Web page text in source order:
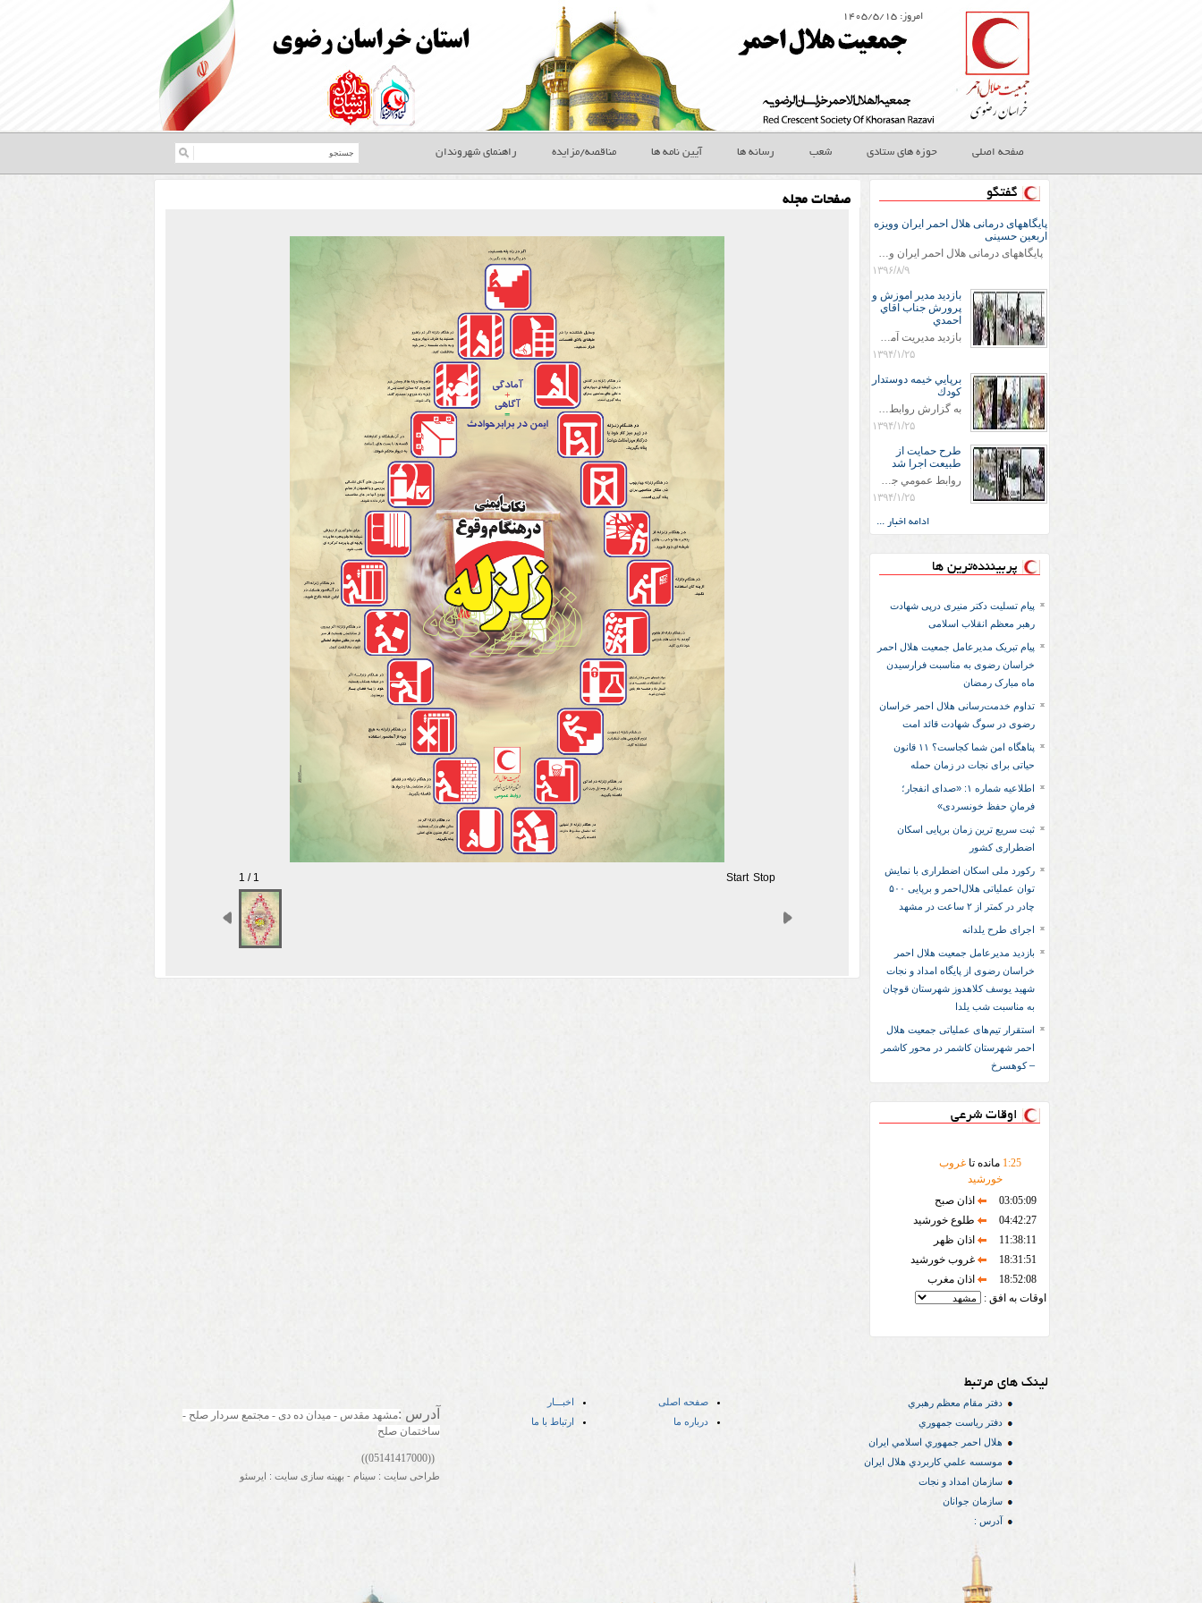
امروز: ۱۴۰۵/۵/۱۵
صفحه اصلی حوزه های ستادی شعب رسانه ها آیین نامه ها مناقصه/مزایده راهنمای شهروندان
گفتگو
پایگاههای درمانی هلال احمر ایران وویزه
اربعین حسینی
پایگاههای درمانی هلال احمر ایران وویزه اربعین حسینی
۱۳۹۶/۸/۹
بازديد مدير اموزش و
پرورش جناب اقاي
احمدي
بازديد مديريت آموزش و پروش جناب اقاي احمدي به همراه اعضاي ستاد اسكان آموزش و پروش شهرستان سرخس در ساعت 11:30 در مورخه 11/1/1394 صورت گرفت و مسئولین با حضور در پست مسافرين نوروزی كه جمعیت هلال احمر شهرستان از نزدیک در جریان روند اجرای طرح های قرار گرفتند .
۱۳۹۴/۱/۲۵
برپايي خيمه دوستدار
كودك
به گزارش روابط عمومي جمعيت هلال احمر شهرستان سرخس علاوه بر اجرای خدمات امدادی، راهنمایی های گردشگری و موقعیت های جغرافیایی و برپایی چادرهای سلامت به منظور سنجش رایگان فشار و قندخون مسافران، ، خيمه هايي.با عنوان دوستدار کودک تجهیزشده که دراین فضا کودکان مراجعه کننده از طریق نقاشی و سایر هنرهای تجسمی با مفاهیم جمعیت هلال احمر و اصول هفتگانه آن آشنا می شوند. به دليل حضور چشم گير كودكان و خانواده ها سعی شده در قالب های متناسب با سنین کودکان مراجعه کنند
۱۳۹۴/۱/۲۵
طرح حمايت از
طبيعت اجرا شد
روابط عمومي جمعيت هلال احمر سرخس جمعيت هلال احمر سرخس در روز طبيعت جوانان جمعيت هلال احمر سرخس در راستاي حفاظت و حمايت از محيط زيست با انگيزه داشتن طبيعت زيبا و بدون زباله و جهت فرهنگ سازي طرح حمايت از طبيعت را اجرا نمودند. اين طرح با رويكرد حمايتي و اموزشي در خصوص اشتي باطبيعت اجرا شد و در اين طرح 700 عدد كيسه زباله وبروشور در خروجي هاي شهر بين همشهريان و مسافرين نوروزي توزيع گرديد و در راه بازگشت كيسه هاي زباله توسط همشهريان به مامورين محترم شهرداري مستقر در ورودي شهر
۱۳۹۴/۱/۲۵
ادامه اخبار ...
پربیننده‌ترین ها
پیام تسلیت دکتر منیری درپی شهادت
رهبر معظم انقلاب اسلامی
پیام تبریک مدیرعامل جمعیت هلال احمر
خراسان رضوی به مناسبت فرارسیدن
ماه مبارک رمضان
تداوم خدمت‌رسانی هلال احمر خراسان
رضوی در سوگ شهادت قائد امت
پناهگاه امن شما کجاست؟ ۱۱ قانون
حیاتی برای نجات در زمان حمله
اطلاعیه شماره ۱: «صدای انفجار؛
فرمانِ حفظ خونسردی»
ثبت سریع‌ ترین زمان برپایی اسکان
اضطراری کشور
رکورد ملی اسکان اضطراری با نمایش
توان عملیاتی هلال‌احمر و برپایی ۵۰۰
چادر در کمتر از ۲ ساعت در مشهد
اجرای طرح یلدانه
بازدید مدیرعامل جمعیت هلال احمر
خراسان رضوی از پایگاه امداد و نجات
شهید یوسف کلاهدوز شهرستان قوچان
به مناسبت شب یلدا
استقرار تیم‌های عملیاتی جمعیت هلال
احمر شهرستان کاشمر در محور کاشمر
– کوهسرخ
اوقات شرعی
1:25 مانده تاغروب
خورشید
03:05:09
اذان صبح
04:42:27
طلوع خورشید
11:38:11
اذان ظهر
18:31:51
غروب خورشید
18:52:08
اذان مغرب
اوقات به افق :
صفحات مجله
1 / 1 Start Stop
لینک های مرتبط
دفتر مقام معظم رهبري
دفتر رياست جمهوري
هلال احمر جمهوري اسلامي ايران
موسسه علمي كاربردي هلال ایران
سازمان امداد و نجات
سازمان جوانان
آدرس :
صفحه اصلی
اخبـــار
درباره ما
ارتباط با ما آدرس :
ساختمان صلح
((05141417000))
طراحی سایت : سینام - بهینه سازی سایت : ایرسئو